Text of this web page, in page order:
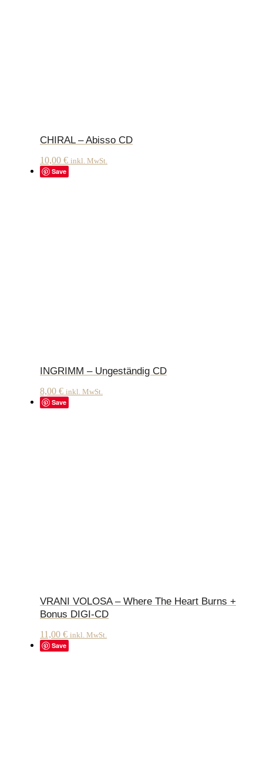
CHIRAL – Abisso CD
10,00 € inkl. MwSt.
Save
INGRIMM – Ungeständig CD
8,00 € inkl. MwSt.
Save
VRANI VOLOSA – Where The Heart Burns +
Bonus DIGI-CD
11,00 € inkl. MwSt.
Save